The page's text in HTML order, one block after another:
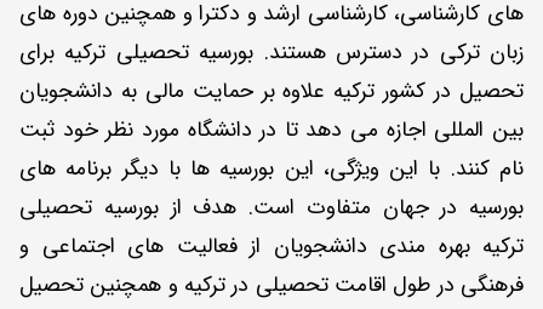
های کارشناسی، کارشناسی ارشد و دکترا و همچنین دوره های
زبان ترکی در دسترس هستند. بورسیه تحصیلی ترکیه برای
تحصیل در کشور ترکیه علاوه بر حمایت مالی به دانشجویان
بین المللی اجازه می دهد تا در دانشگاه مورد نظر خود ثبت
نام کنند. با این ویژگی، این بورسیه ها با دیگر برنامه های
بورسیه در جهان متفاوت است. هدف از بورسیه تحصیلی
ترکیه بهره مندی دانشجویان از فعالیت های اجتماعی و
فرهنگی در طول اقامت تحصیلی در ترکیه و همچنین تحصیل